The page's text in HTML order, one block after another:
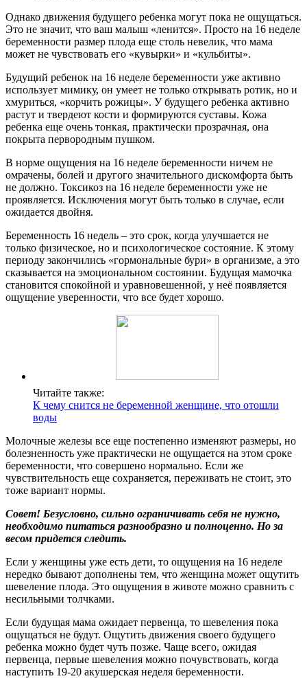
Однако движения будущего ребенка могут пока не ощущаться.
Это не значит, что ваш малыш «ленится». Просто на 16 неделе
беременности размер плода еще столь невелик, что мама
может не чувствовать его «кувырки» и «кульбиты».
Будущий ребенок на 16 неделе беременности уже активно
использует мимику, он умеет не только открывать ротик, но и
хмуриться, «корчить рожицы». У будущего ребенка активно
растут и твердеют кости и формируются суставы. Кожа
ребенка еще очень тонкая, практически прозрачная, она
покрыта первородным пушком.
В норме ощущения на 16 неделе беременности ничем не
омрачены, болей и другого значительного дискомфорта быть
не должно. Токсикоз на 16 неделе беременности уже не
проявляется. Исключения могут быть только в случае, если
ожидается двойня.
Беременность 16 недель – это срок, когда улучшается не
только физическое, но и психологическое состояние. К этому
периоду закончились «гормональные бури» в организме, а это
сказывается на эмоциональном состоянии. Будущая мамочка
становится спокойной и уравновешенной, у неё появляется
ощущение уверенности, что все будет хорошо.
Читайте также:
К чему снится не беременной женщине, что отошли
воды
Молочные железы все еще постепенно изменяют размеры, но
болезненность уже практически не ощущается на этом сроке
беременности, что совершено нормально. Если же
чувствительность еще сохраняется, переживать не стоит, это
тоже вариант нормы.
Совет! Безусловно, сильно ограничивать себя не нужно,
необходимо питаться разнообразно и полноценно. Но за
весом придется следить.
Если у женщины уже есть дети, то ощущения на 16 неделе
нередко бывают дополнены тем, что женщина может ощутить
шевеление плода. Это ощущения в животе можно сравнить с
несильными толчками.
Если будущая мама ожидает первенца, то шевеления пока
ощущаться не будут. Ощутить движения своего будущего
ребенка можно будет чуть позже. Чаще всего, ожидая
первенца, первые шевеления можно почувствовать, когда
наступить 19-20 акушерская неделя беременности.